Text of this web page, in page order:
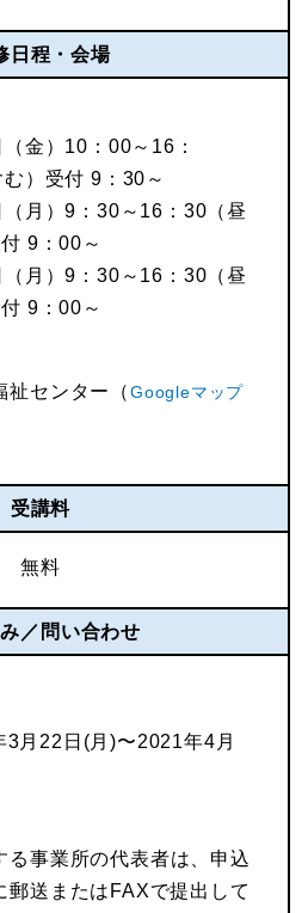
日程・会場
金）10：00～16：
）受付 9：30～
（月）9：30～16：30（昼
9：00～
（月）9：30～16：30（昼
9：00～
祉センター（Googleマップ
受講料
無料
／問い合わせ
3月22日(月)〜2021年4月
る事業所の代表者は、申込
郵送またはFAXで提出して